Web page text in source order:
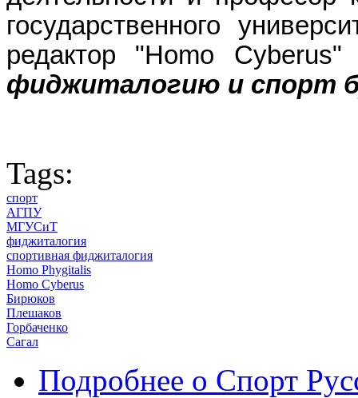
государственного
редактор "Homo
фиджиталогию и спорт
Tags:
спорт
АГПУ
МГУСиТ
фиджиталогия
спортивная фиджиталогия
Homo Phygitalis
Homo Cyberus
Бирюков
Плешаков
Горбаченко
Сагал
Подробнее о Спорт